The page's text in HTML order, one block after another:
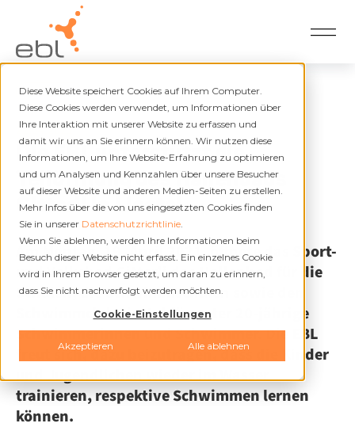
Diese Website speichert Cookies auf Ihrem Computer.
Diese Cookies werden verwendet, um Informationen über
Ihre Interaktion mit unserer Website zu erfassen und
damit wir uns an Sie erinnern können. Wir nutzen diese
Informationen, um Ihre Website-Erfahrung zu optimieren
und um Analysen und Kennzahlen über unsere Besucher
auf dieser Website und anderen Medien-Seiten zu erstellen.
Mehr Infos über die von uns eingesetzten Cookies finden
Sie in unserer Datenschutzrichtlinie.
Wenn Sie ablehnen, werden Ihre Informationen beim
Besuch dieser Website nicht erfasst. Ein einzelnes Cookie
wird in Ihrem Browser gesetzt, um daran zu erinnern,
dass Sie nicht nachverfolgt werden möchten.
Cookie-Einstellungen
Akzeptieren Alle ablehnen
Zurück
22.04.2021
Die EBL unterstützt die
Teilöffnung des Hallenbads
Gitterli in Liestal
Am Montag, 19. April 2021, öffnete das Sport-
und Volksbad Gitterli das Hallenbad für die
Schulen, die Schwimmschulen sowie den
Schwimmclub Liestal für unter 20-jährige
Schwimmerinnen und Schwimmer. Die EBL
freut sich, dazu beizutragen, dass die Kinder
und Jugendlichen wieder im Wasser
trainieren, respektive Schwimmen lernen
können.